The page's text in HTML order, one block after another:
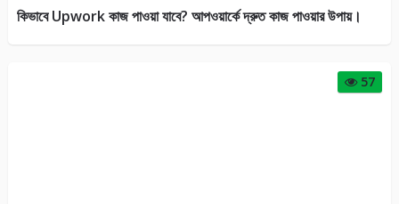
কিভাবে Upwork কাজ পাওয়া যাবে? আপওয়ার্কে দ্রুত কাজ পাওয়ার উপায়।
57